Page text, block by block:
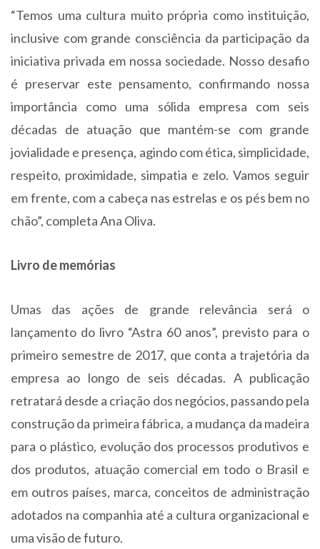
“Temos uma cultura muito própria como instituição,
inclusive com grande consciência da participação da
iniciativa privada em nossa sociedade. Nosso desafio
é preservar este pensamento, confirmando nossa
importância como uma sólida empresa com seis
décadas de atuação que mantém-se com grande
jovialidade e presença, agindo com ética, simplicidade,
respeito, proximidade, simpatia e zelo. Vamos seguir
em frente, com a cabeça nas estrelas e os pés bem no
chão”, completa Ana Oliva.
Livro de memórias
Umas das ações de grande relevância será o
lançamento do livro “Astra 60 anos”, previsto para o
primeiro semestre de 2017, que conta a trajetória da
empresa ao longo de seis décadas. A publicação
retratará desde a criação dos negócios, passando pela
construção da primeira fábrica, a mudança da madeira
para o plástico, evolução dos processos produtivos e
dos produtos, atuação comercial em todo o Brasil e
em outros países, marca, conceitos de administração
adotados na companhia até a cultura organizacional e
uma visão de futuro.